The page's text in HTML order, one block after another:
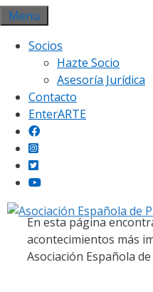
Saltar
al
contenido
Menu
Socios
Hazte Socio
Asesoría Jurídica
Contacto
EnterARTEGalería
En esta página
acontecimientos más
Asociación Española